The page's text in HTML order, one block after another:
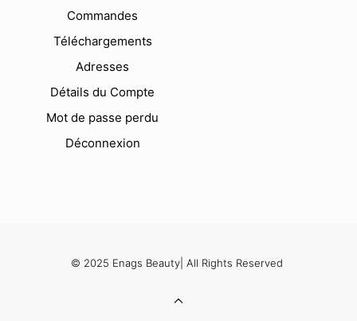
Commandes
Téléchargements
Adresses
Détails du Compte
Mot de passe perdu
Déconnexion
© 2025 Enags Beauty| All Rights Reserved